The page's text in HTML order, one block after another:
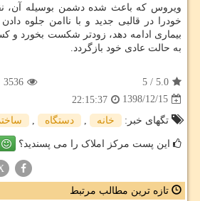
ویروس كه باعث شده دشمن بوسیله آن،
خودرا در قالبی جدید و با ناامن جلوه
بیماری ادامه دهد، زودتر شكست بخورد و
به حالت عادی خود بازگردد.
5.0
/
5
3536
1398/12/15
22:15:37
تگهای خبر:
خانه , دستگاه ,
این پست مرکز املاک را می پسندید؟
تازه ترین مطالب مرتبط